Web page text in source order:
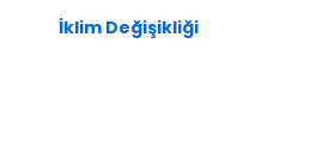
İklim Değişikliği